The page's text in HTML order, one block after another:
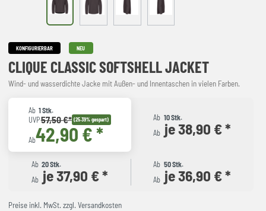
KONFIGURIERBAR NEU
CLIQUE CLASSIC SOFTSHELL JACKET
Wind- und wasserdichte Jacke mit Außen- und Innentaschen in vielen Farben.
Ab 1 Stk.
UVP57,50 €* (25.39% gespart)
Ab42,90 € *
Ab 10 Stk.
Ab je 38,90 € *
Ab 20 Stk.
Ab je 37,90 € *
Ab 50 Stk.
Ab je 36,90 € *
Preise inkl. MwSt. zzgl. Versandkosten